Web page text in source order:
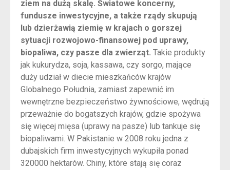
ziem na dużą skalę. Światowe koncerny,
fundusze inwestycyjne, a także rządy skupują
lub dzierżawią ziemię w krajach o gorszej
sytuacji rozwojowo-finansowej pod uprawy,
biopaliwa, czy pasze dla zwierząt. Takie produkty
jak kukurydza, soja, kassawa, czy sorgo, mające
duży udział w diecie mieszkańców krajów
Globalnego Południa, zamiast zapewnić im
wewnętrzne bezpieczeństwo żywnościowe, wędrują
przeważnie do bogatszych krajów, gdzie spożywa
się więcej mięsa (uprawy na pasze) lub tankuje się
biopaliwami. W Pakistanie w 2008 roku jedna z
dubajskich firm inwestycyjnych wykupiła ponad
320000 hektarów. Chiny, które stają się coraz